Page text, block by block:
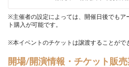
※主催者の設定によっては、開催日後でもア
ト購入が可能です。
※本イベントのチケットは譲渡することがで
開場/開演情報・チケット販